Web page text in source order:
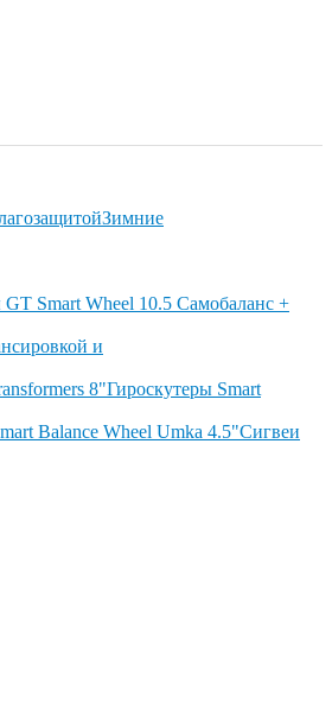
Зимние
GT Smart Wheel 10.5 Самобаланс +
и
8"Гироскутеры Smart
Balance Wheel Umka 4.5"Сигвеи